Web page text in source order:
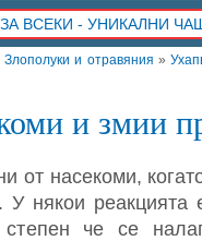
Злополуки и отравяния »
и змии
от насекоми,
някои реакцията
че се
ВСЕКИ - УНИКАЛНИ